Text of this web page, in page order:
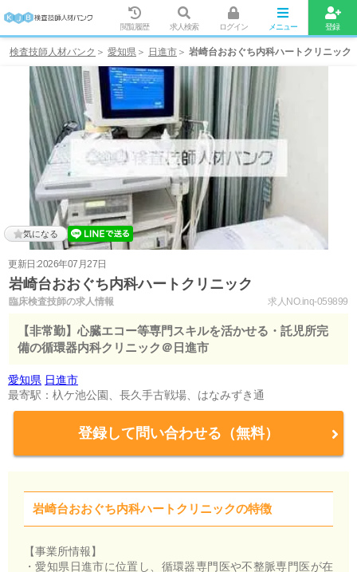
閲覧履歴 求人検索 ログイン メニュー 登録
検査技師人材バンク 愛知県 日進市 岩崎台おおぐち内科ハートクリニック
気になる
更新日:2026年07月27日
岩崎台おおぐち内科ハートクリニック
臨床検査技師の求人情報 求人NO.inq-059899
【非常勤】心臓エコー等専門スキルを活かせる・託児所完
備の循環器内科クリニック＠日進市
愛知県 日進市
最寄駅：杁ケ池公園、長久手古戦場、はなみずき通
登録して問い合わせる（無料）
岩崎台おおぐち内科ハートクリニックの特徴
【事業所情報】
・愛知県日進市に位置し、循環器専門医や不整脈専門医が在